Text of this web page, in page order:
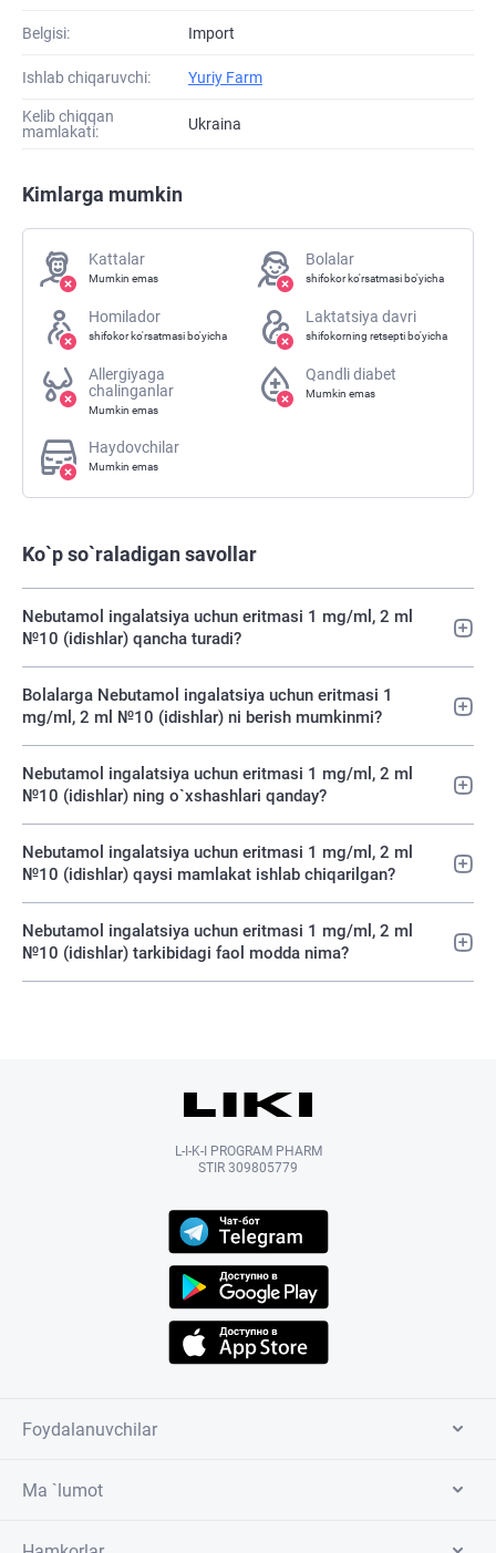
Belgisi: Import
Ishlab chiqaruvchi: Yuriy Farm
Kelib chiqqan
mamlakati:
Ukraina
Kimlarga mumkin
Kattalar
Mumkin emas
Bolalar
shifokor ko'rsatmasi bo'yicha
Homilador
shifokor ko'rsatmasi bo'yicha
Laktatsiya davri
shifokorning retsepti bo'yicha
Allergiyaga
chalinganlar
Mumkin emas
Qandli diabet
Mumkin emas
Haydovchilar
Mumkin emas
Ko`p so`raladigan savollar
Nebutamol ingalatsiya uchun eritmasi 1 mg/ml, 2 ml
№10 (idishlar) qancha turadi?
Bolalarga Nebutamol ingalatsiya uchun eritmasi 1
mg/ml, 2 ml №10 (idishlar) ni berish mumkinmi?
Nebutamol ingalatsiya uchun eritmasi 1 mg/ml, 2 ml
№10 (idishlar) ning o`xshashlari qanday?
Nebutamol ingalatsiya uchun eritmasi 1 mg/ml, 2 ml
№10 (idishlar) qaysi mamlakat ishlab chiqarilgan?
Nebutamol ingalatsiya uchun eritmasi 1 mg/ml, 2 ml
№10 (idishlar) tarkibidagi faol modda nima?
L-I-K-I PROGRAM PHARM
STIR 309805779
Foydalanuvchilar
Ma `lumot